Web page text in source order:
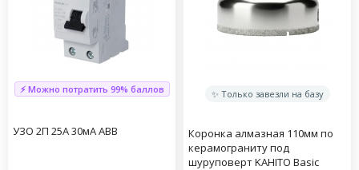
⚡ Можно потратить 99% баллов
УЗО 2П 25А 30мА ABB
✨ Только завезли на базу
Коронка алмазная 110мм по
керамограниту под
шуруповерт KAHITO Basic